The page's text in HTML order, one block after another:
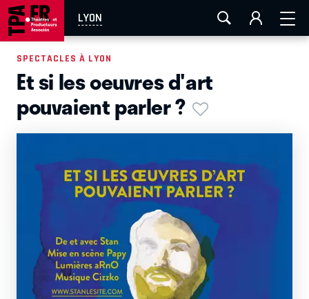
LYON
AIX-MARSEILLE LA ROCHELLE
EN TOURNÉE
SPECTACLES À LYON
Et si les oeuvres d'art
pouvaient parler ?